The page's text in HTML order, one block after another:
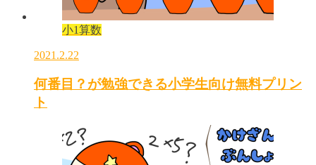
小1算数
2021.2.22
何番目？が勉強できる小学生向け無料プリン
ト